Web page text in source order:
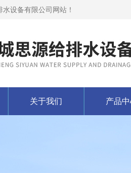
设备有限公司网站！
关于我们 产品